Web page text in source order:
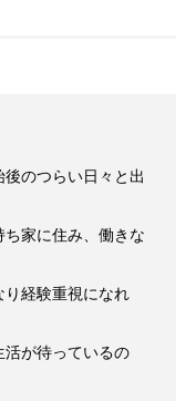
のつらい日々と出
家に住み、働きな
経験重視になれ
活が待っているの